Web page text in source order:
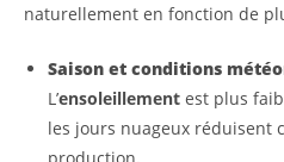
naturellement en fonction de
Saison et conditions
L’ensoleillement est plus
les jours nuageux réduisent